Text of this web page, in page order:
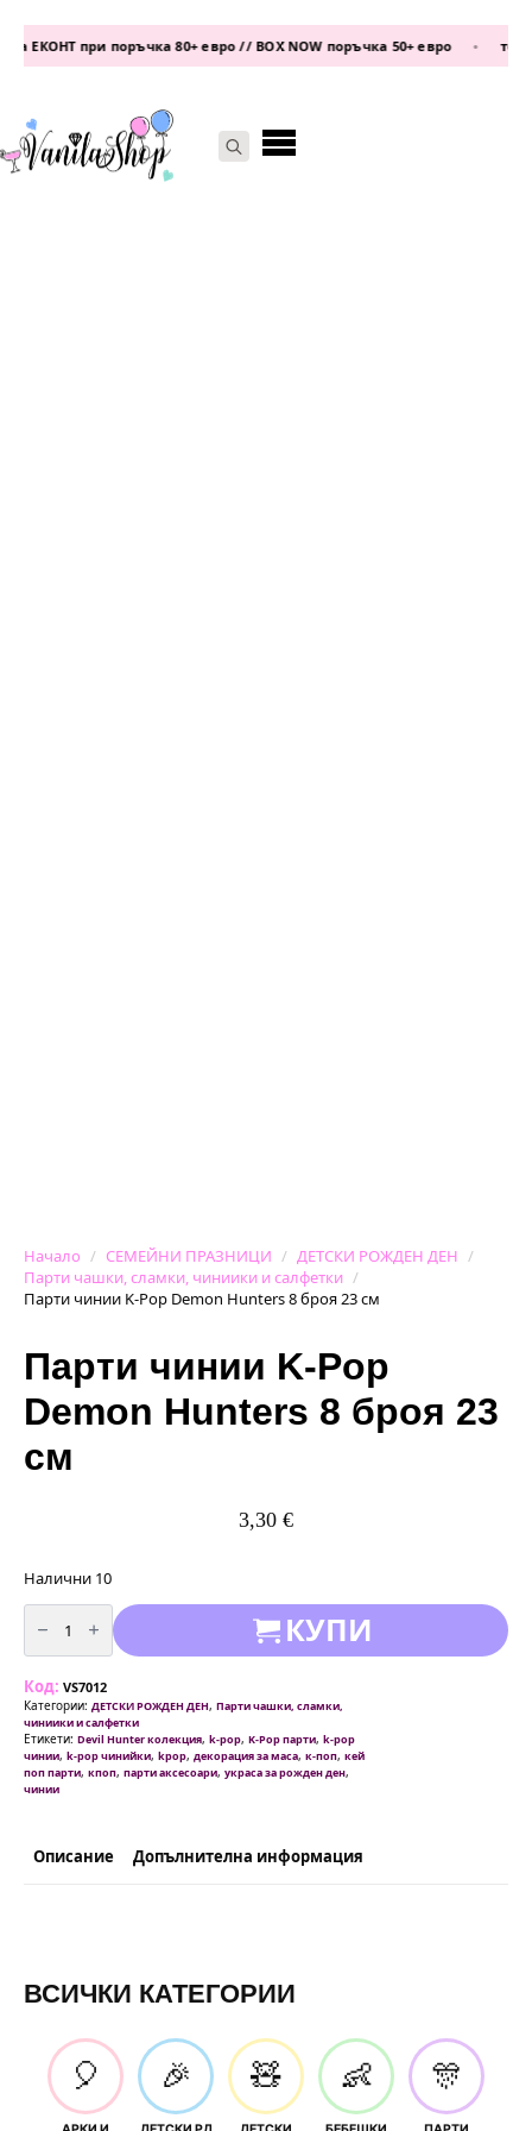
при поръчка 80+ евро // BOX NOW поръчка 50+ евро
Начало СЕМЕЙНИ ПРАЗНИЦИ
ДЕТСКИ РОЖДЕН ДЕН
Парти чашки, сламки, чиниики и салфетки
Парти чинии K-Pop Demon Hunters 8 броя 23 см
Парти чинии K-Pop
Demon Hunters 8 броя 23
см
3,30 €
Налични 10
количество
за
Парти
чинии
Pop
Demon
Hunters
8
броя
23
см
КУПИ
Код: VS7012
Категории: ДЕТСКИ РОЖДЕН ДЕН, Парти чашки, сламки,
чиниики и салфетки
Етикети: Devil Hunter колекция, k-pop, K-Pop парти, k-pop
чинии, k-pop чинийки, kpop, декорация за маса, к-поп, кей
поп парти, кпоп, парти аксесоари, украса за рожден ден,
чинии
Описание Допълнителна информация
ВСИЧКИ КАТЕГОРИИ
🎈 🎉 🧸 👶 🎊